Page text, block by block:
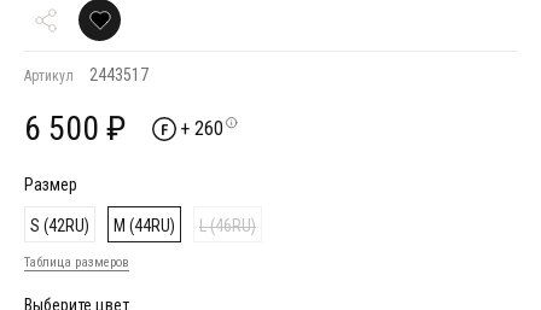
Артикул 2443517
6 500 ₽ + 260
Размер
S (42RU) M (44RU) L (46RU)
Таблица размеров
Выберите цвет